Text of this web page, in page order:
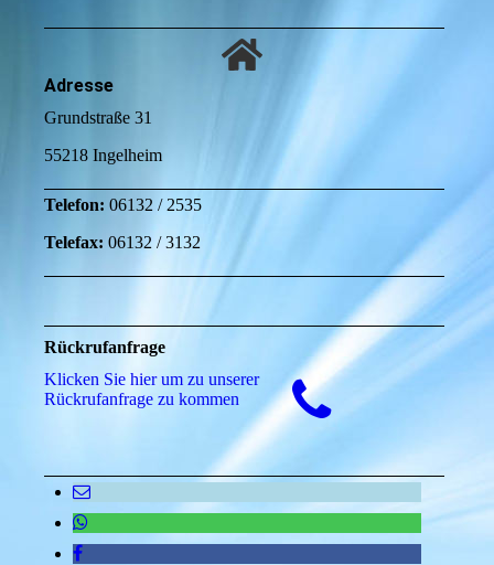
Adresse
Grundstraße 31
55218 Ingelheim
Telefon: 06132 / 2535
Telefax: 06132 / 3132
Rückrufanfrage
Klicken Sie hier um zu unserer
Rückrufanfrage zu kommen